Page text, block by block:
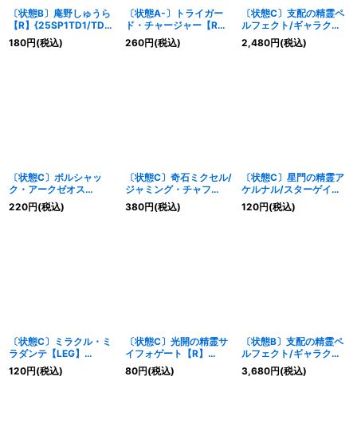
〔状態B〕庵野しゅうら
【R】{25SP1TD1/TD5}
《光》
180円(税込)
〔状態A-〕トライガー
ド・チャージャー【R】
{23BD727/60}《光》
260円(税込)
〔状態C〕支配の精霊ペ
ルフェクト/ギャラクシ
ー・チャージャー
【SR】{P27/Y23}
2,480円(税込)
〔状態C〕ボルシャッ
ク・アークゼオス
NEX【SR】
{23RP31A/20}《光》
220円(税込)
〔状態C〕奇石ミクセル/
ジャミング・チャフ
【R】{BD15BE9/BE10}
《光》
380円(税込)
〔状態C〕星門の精霊ア
ケルナル/スターゲイ
ズ・ゲート【VR】
{23RP4TR7/TR9}
120円(税込)
〔状態C〕ミラクル・ミ
ラダンテ【LEG】
{EX156/50}《光》
120円(税込)
〔状態C〕光開の精霊サ
イフォゲート【R】
{24RP112/75}《光》
80円(税込)
〔状態B〕支配の精霊ペ
ルフェクト/ギャラクシ
ー・チャージャー
【SR】{P27/Y23}
3,680円(税込)